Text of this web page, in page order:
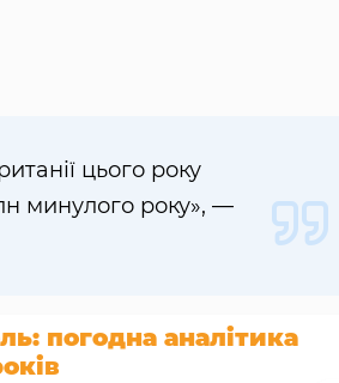
цього року
минулого року», —
погодна аналітика